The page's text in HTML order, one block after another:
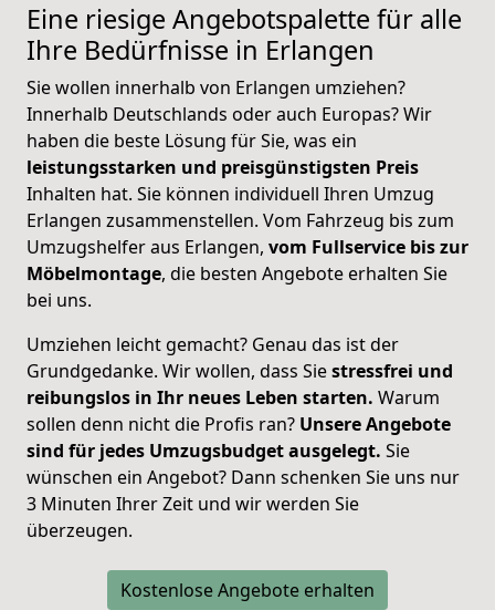
Eine riesige Angebotspalette für alle
Ihre Bedürfnisse in Erlangen
Sie wollen innerhalb von Erlangen umziehen?
Innerhalb Deutschlands oder auch Europas? Wir
haben die beste Lösung für Sie, was ein
leistungsstarken und preisgünstigsten Preis
Inhalten hat. Sie können individuell Ihren Umzug
Erlangen zusammenstellen. Vom Fahrzeug bis zum
Umzugshelfer aus Erlangen, vom Fullservice bis zur
Möbelmontage, die besten Angebote erhalten Sie
bei uns.
Umziehen leicht gemacht? Genau das ist der
Grundgedanke. Wir wollen, dass Siestressfrei und
reibungslos in Ihr neues Leben starten. Warum
sollen denn nicht die Profis ran? Unsere Angebote
sind für jedes Umzugsbudget ausgelegt. Sie
wünschen ein Angebot? Dann schenken Sie uns nur
3 Minuten Ihrer Zeit und wir werden Sie
überzeugen.
Kostenlose Angebote erhalten